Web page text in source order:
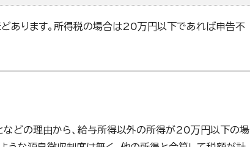
あります。所得税の場合は20万円以下であれば申告不
などの理由から、給与所得以外の所得が20万円以下の場